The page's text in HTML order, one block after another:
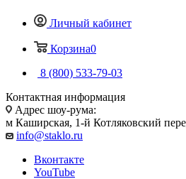
Личный кабинет
Корзина0
8 (800) 533-79-03
Контактная информация
Адрес шоу-рума:
м Каширская, 1-й Котляковский
info@staklo.ru
Вконтакте
YouTube